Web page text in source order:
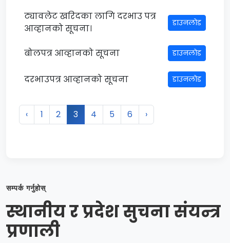
ट्यावलेट खरिदका लागि दरभाउ पत्र
आव्हानको सूचना।
डाउनलोड
बोलपत्र आव्हानको सूचना डाउनलोड
दरभाउपत्र आव्हानको सूचना डाउनलोड
‹ 1 2 3 4 5 6 ›
सम्पर्क गर्नुहोस्
स्थानीय र प्रदेश सुचना संयन्त्र
प्रणाली